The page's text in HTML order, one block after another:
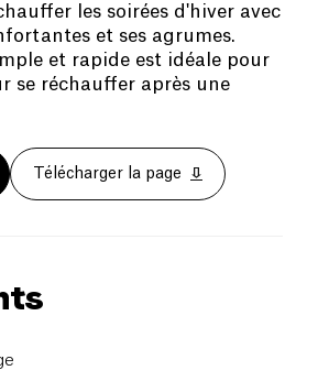
les soirées d'hiver avec
et ses agrumes.
et rapide est idéale pour
se réchauffer après une
Télécharger la page